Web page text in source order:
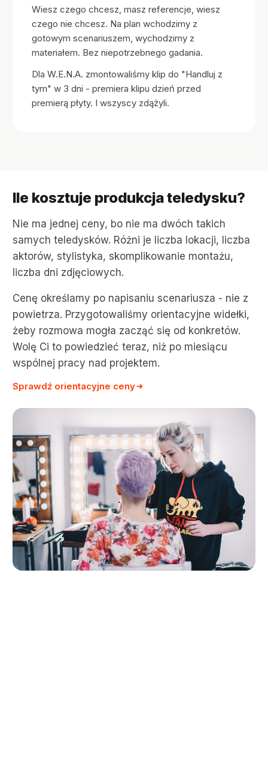
Wiesz czego chcesz, masz referencje, wiesz
czego nie chcesz. Na plan wchodzimy z
gotowym scenariuszem, wychodzimy z
materiałem. Bez niepotrzebnego gadania.
Dla W.E.N.A. zmontowaliśmy klip do "Handluj z
tym" w 3 dni - premiera klipu dzień przed
premierą płyty. I wszyscy zdążyli.
Ile kosztuje produkcja teledysku?
Nie ma jednej ceny, bo nie ma dwóch takich
samych teledysków. Różni je liczba lokacji, liczba
aktorów, stylistyka, skomplikowanie montażu,
liczba dni zdjęciowych.
Cenę określamy po napisaniu scenariusza - nie z
powietrza. Przygotowaliśmy orientacyjne widełki,
żeby rozmowa mogła zacząć się od konkretów.
Wolę Ci to powiedzieć teraz, niż po miesiącu
wspólnej pracy nad projektem.
Sprawdź orientacyjne ceny